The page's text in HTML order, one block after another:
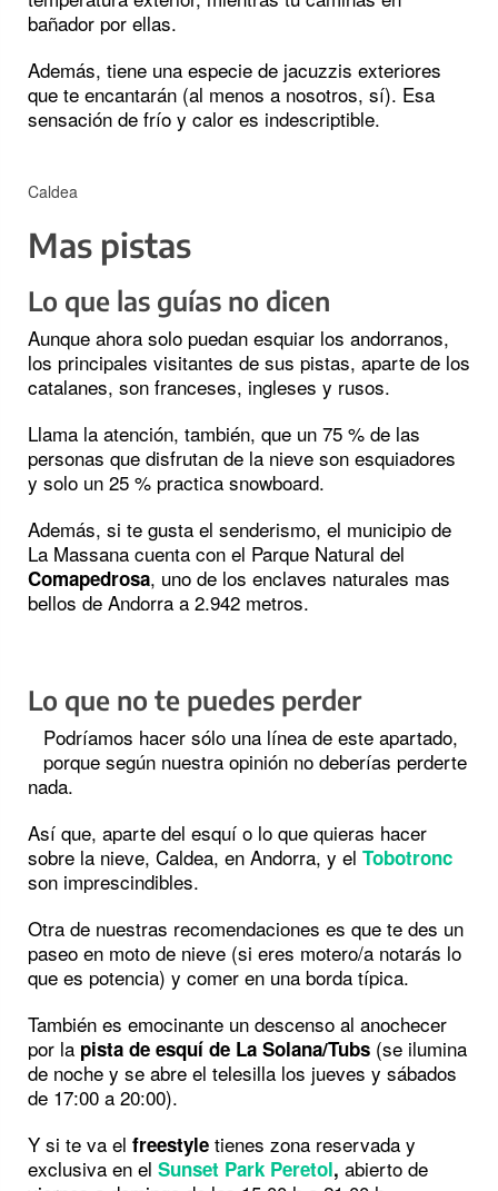
bañador por ellas.
Además, tiene una especie de jacuzzis exteriores
que te encantarán (al menos a nosotros, sí). Esa
sensación de frío y calor es indescriptible.
Caldea
Mas pistas
Lo que las guías no dicen
Aunque ahora solo puedan esquiar los andorranos,
los principales visitantes de sus pistas, aparte de los
catalanes, son franceses, ingleses y rusos.
Llama la atención, también, que un 75 % de las
personas que disfrutan de la nieve son esquiadores
y solo un 25 % practica snowboard.
Además, si te gusta el senderismo, el municipio de
La Massana cuenta con el Parque Natural del
Comapedrosa, uno de los enclaves naturales mas
bellos de Andorra a 2.942 metros.
Lo que no te puedes perder
Podríamos hacer sólo una línea de este apartado,
porque según nuestra opinión no deberías perderte
nada.
Así que, aparte del esquí o lo que quieras hacer
sobre la nieve, Caldea, en Andorra, y el Tobotronc
son imprescindibles.
Otra de nuestras recomendaciones es que te des un
paseo en moto de nieve (si eres motero/a notarás lo
que es potencia) y comer en una borda típica.
También es emocinante un descenso al anochecer
por la pista de esquí de La Solana/Tubs (se ilumina
de noche y se abre el telesilla los jueves y sábados
de 17:00 a 20:00).
Y si te va el freestyle tienes zona reservada y
exclusiva en el Sunset Park Peretol, abierto de